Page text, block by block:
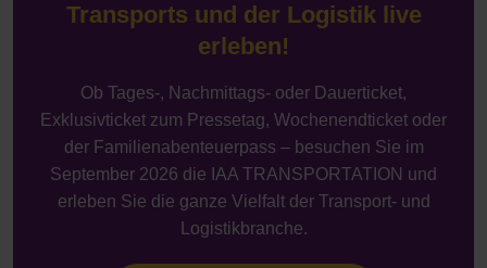
Transports und der Logistik live
erleben!
Ob Tages-, Nachmittags- oder Dauerticket,
Exklusivticket zum Pressetag, Wochenendticket oder
der Familienabenteuerpass – besuchen Sie im
September 2026 die IAA TRANSPORTATION und
erleben Sie die ganze Vielfalt der Transport- und
Logistikbranche.